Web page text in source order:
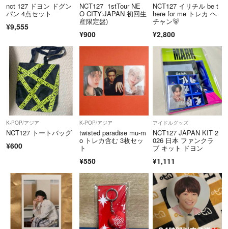
nct 127 ドヨン ドグン
パン 4点セット
¥9,555
NCT127 1stTour NE
O CITY:JAPAN 初回生
産限定盤)
¥900
NCT127 イリチル be t
here for me トレカ ヘ
チャン🐻
¥2,800
K-POP/アジア
NCT127 トートバッグ
¥600
K-POP/アジア
twisted paradise mu-m
o トレカ含む 3枚セッ
ト
¥550
アイドルグッズ
NCT127 JAPAN KIT 2
026 日本 ファンクラ
ブ キット ドヨン
¥1,111